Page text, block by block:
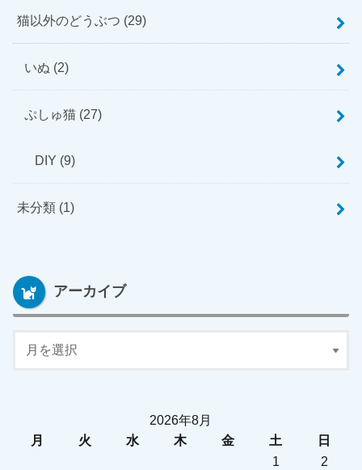
猫以外のどうぶつ (29)
いぬ (2)
ぷしゅ猫 (27)
DIY (9)
未分類 (1)
アーカイブ
2026年8月
月
火 水 木 金 土
日
1
2